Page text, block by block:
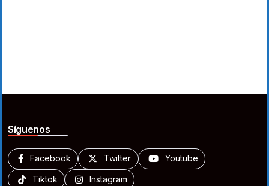
Síguenos
Facebook Twitter Youtube
Tiktok Instagram